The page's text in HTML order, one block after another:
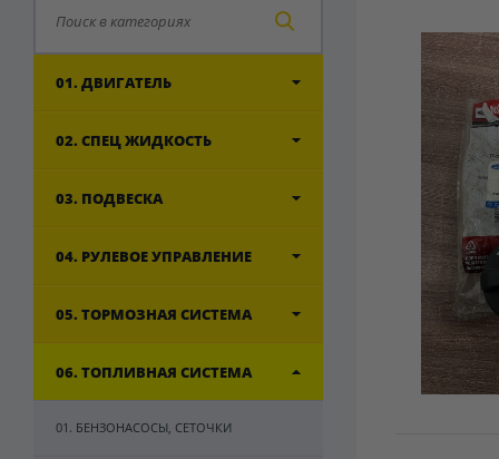
01. ДВИГАТЕЛЬ
02. СПЕЦ ЖИДКОСТЬ
03. ПОДВЕСКА
04. РУЛЕВОЕ УПРАВЛЕНИЕ
05. ТОРМОЗНАЯ СИСТЕМА
06. ТОПЛИВНАЯ СИСТЕМА
01. БЕНЗОНАСОСЫ, СЕТОЧКИ